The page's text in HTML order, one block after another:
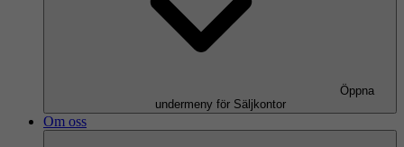
Öppna
undermeny för Säljkontor
Om oss